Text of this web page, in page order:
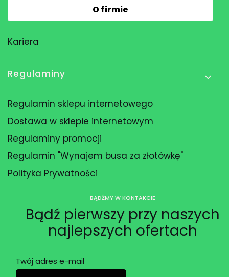
O firmie
Kariera
Regulaminy
Regulamin sklepu internetowego
Dostawa w sklepie internetowym
Regulaminy promocji
Regulamin "Wynajem busa za złotówkę"
Polityka Prywatności
BĄDŹMY W KONTAKCIE
Bądź pierwszy przy naszych
najlepszych ofertach
Twój adres e-mail